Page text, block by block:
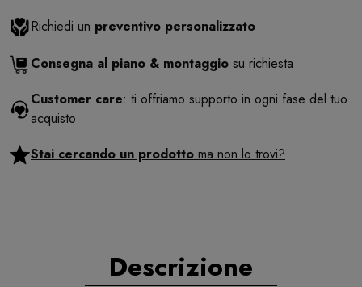
Richiedi un preventivo personalizzato
Consegna al piano & montaggio su richiesta
Customer care: ti offriamo supporto in ogni fase del tuo
acquisto
Stai cercando un prodotto ma non lo trovi?
Descrizione